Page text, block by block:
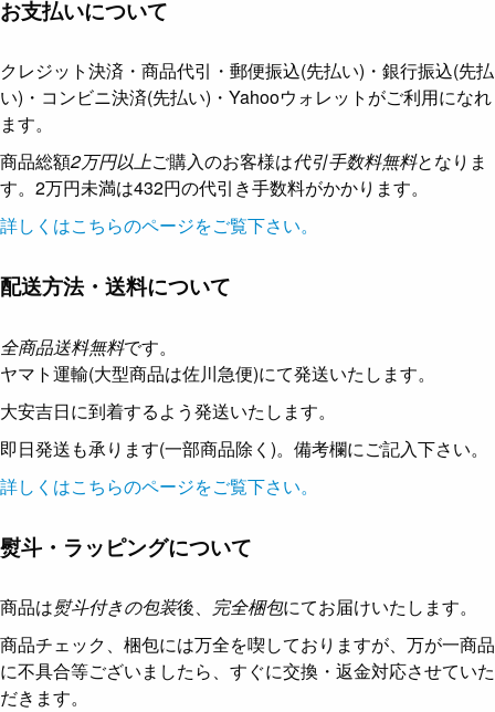
お支払いについて
クレジット決済・商品代引・郵便振込(先払い)・銀行振込(先払
い)・コンビニ決済(先払い)・Yahooウォレットがご利用になれ
ます。
商品総額2万円以上ご購入のお客様は代引手数料無料となりま
す。2万円未満は432円の代引き手数料がかかります。
詳しくはこちらのページをご覧下さい。
配送方法・送料について
全商品送料無料です。
ヤマト運輸(大型商品は佐川急便)にて発送いたします。
大安吉日に到着するよう発送いたします。
即日発送も承ります(一部商品除く)。備考欄にご記入下さい。
詳しくはこちらのページをご覧下さい。
熨斗・ラッピングについて
商品は熨斗付きの包装後、 完全梱包にてお届けいたします。
商品チェック、梱包には万全を喫しておりますが、万が一商品
に不具合等ございましたら、すぐに交換・返金対応させていた
だきます。